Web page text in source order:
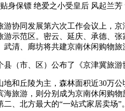
身保镖 绝爱之小受皇后 风起兰
同发展第六次工作会议上，京
游示范区。密云、延庆、承德、
武清、廊坊将共建京南休闲购物
县（市、区）公布了《京津冀旅
丘陵为主，森林面积近30万公
海旅游，则分别成为京南休闲购
、北方最大的“一站式家居卖场”